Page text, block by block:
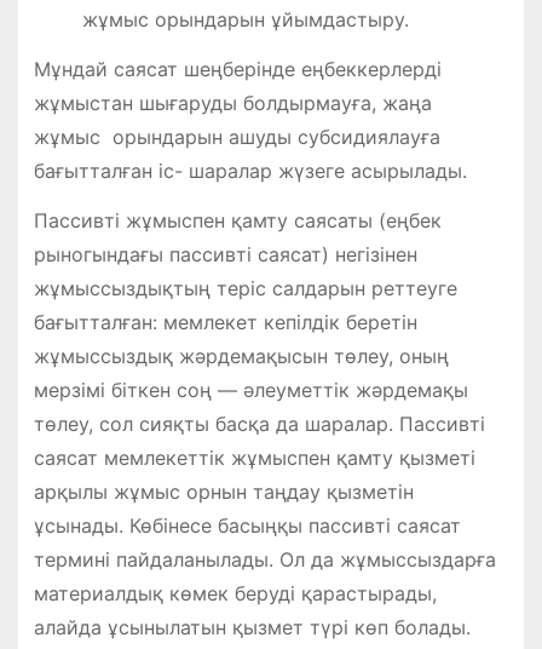
жұмыс орындарын ұйымдастыру.
Мұндай саясат шеңберінде еңбеккерлерді
жұмыстан шығаруды болдырмауға, жаңа
жұмыс орындарын ашуды субсидиялауға
бағытталған іс- шаралар жүзеге асырылады.
Пассивті жұмыспен қамту саясаты (еңбек
рыногындағы пассивті саясат) негізінен
жұмыссыздықтың теріс салдарын реттеуге
бағытталған: мемлекет кепілдік беретін
жұмыссыздық жәрдемақысын төлеу, оның
мерзімі біткен соң — әлеуметтік жәрдемақы
төлеу, сол сияқты басқа да шаралар. Пассивті
саясат мемлекеттік жұмыспен қамту қызметі
арқылы жұмыс орнын таңдау қызметін
ұсынады. Көбінесе басыңқы пассивті саясат
термині пайдаланылады. Ол да жұмыссыздарға
материалдық көмек беруді қарастырады,
алайда ұсынылатын қызмет түрі көп болады.